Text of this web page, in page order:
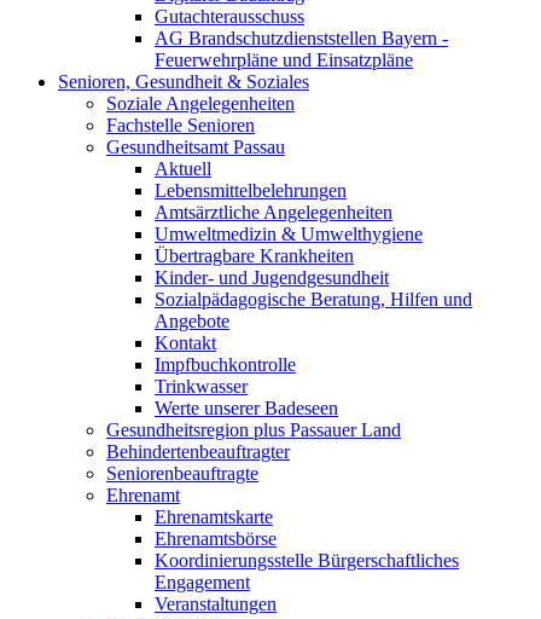
Gutachterausschuss
AG Brandschutzdienststellen Bayern -
Feuerwehrpläne und Einsatzpläne
Senioren, Gesundheit & Soziales
Soziale Angelegenheiten
Fachstelle Senioren
Gesundheitsamt Passau
Aktuell
Lebensmittelbelehrungen
Amtsärztliche Angelegenheiten
Umweltmedizin & Umwelthygiene
Übertragbare Krankheiten
Kinder- und Jugendgesundheit
Sozialpädagogische Beratung, Hilfen und
Angebote
Kontakt
Impfbuchkontrolle
Trinkwasser
Werte unserer Badeseen
Gesundheitsregion plus Passauer Land
Behindertenbeauftragter
Seniorenbeauftragte
Ehrenamt
Ehrenamtskarte
Ehrenamtsbörse
Koordinierungsstelle Bürgerschaftliches
Engagement
Veranstaltungen